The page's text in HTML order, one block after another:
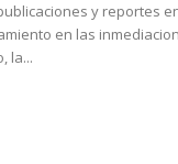
y reportes
en las
la...